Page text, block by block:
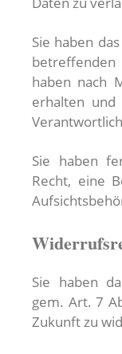
Sie haben
betreffenden
haben nach
erhalten
Sie haben
Recht, eine
Sie haben
gem. Art. 7
Zukunft zu